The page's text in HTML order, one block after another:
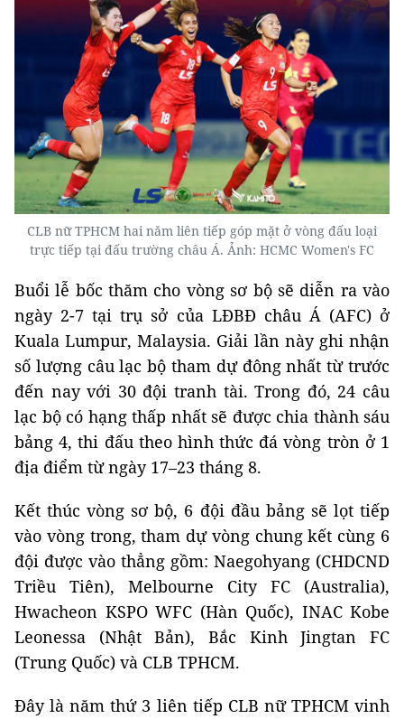
CLB nữ TPHCM hai năm liên tiếp góp mặt ở vòng đấu loại
trực tiếp tại đấu trường châu Á. Ảnh: HCMC Women's FC
Buổi lễ bốc thăm cho vòng sơ bộ sẽ diễn ra vào
ngày 2-7 tại trụ sở của LĐBĐ châu Á (AFC) ở
Kuala Lumpur, Malaysia. Giải lần này ghi nhận
số lượng câu lạc bộ tham dự đông nhất từ trước
đến nay với 30 đội tranh tài. Trong đó, 24 câu
lạc bộ có hạng thấp nhất sẽ được chia thành sáu
bảng 4, thi đấu theo hình thức đá vòng tròn ở 1
địa điểm từ ngày 17–23 tháng 8.
Kết thúc vòng sơ bộ, 6 đội đầu bảng sẽ lọt tiếp
vào vòng trong, tham dự vòng chung kết cùng 6
đội được vào thẳng gồm: Naegohyang (CHDCND
Triều Tiên), Melbourne City FC (Australia),
Hwacheon KSPO WFC (Hàn Quốc), INAC Kobe
Leonessa (Nhật Bản), Bắc Kinh Jingtan FC
(Trung Quốc) và CLB TPHCM.
Đây là năm thứ 3 liên tiếp CLB nữ TPHCM vinh